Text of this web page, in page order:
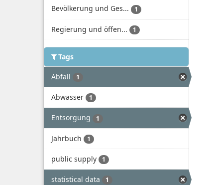
Bevölkerung und Ges... 1
Regierung und öffen... 1
Tags
Abfall 1
Abwasser 1
Entsorgung 1
Jahrbuch 1
public supply 1
statistical data 1